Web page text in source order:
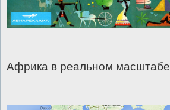
Африка в реальном масштабе